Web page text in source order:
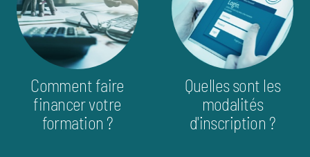
Comment faire
financer votre
formation ?
Quelles sont les
modalités
d'inscription ?